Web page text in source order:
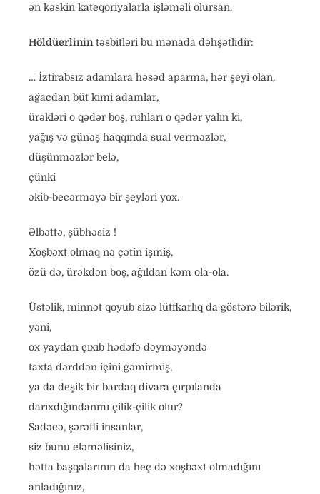
ən kəskin kateqoriyalarla işləməli olursan.
Höldüerlinin təsbitləri bu mənada dəhşətlidir:
… İztirabsız adamlara həsəd aparma, hər şeyi olan,
ağacdan büt kimi adamlar,
ürəkləri o qədər boş, ruhları o qədər yalın ki,
yağış və günəş haqqında sual verməzlər,
düşünməzlər belə,
çünki
əkib-becərməyə bir şeyləri yox.
Əlbəttə, şübhəsiz !
Xoşbəxt olmaq nə çətin işmiş,
özü də, ürəkdən boş, ağıldan kəm ola-ola.
Üstəlik, minnət qoyub sizə lütfkarlıq da göstərə bilərik,
yəni,
ox yaydan çıxıb hədəfə dəyməyəndə
taxta dərddən içini gəmirmiş,
ya da deşik bir bardaq divara çırpılanda
darıxdığındanmı çilik-çilik olur?
Sadəcə, şərəfli insanlar,
siz bunu eləməlisiniz,
hətta başqalarının da heç də xoşbəxt olmadığını
anladığınız,